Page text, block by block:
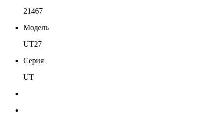
21467
Модель
UT27
Серия
UT